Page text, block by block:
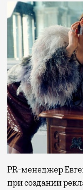
PR-менеджер
при создании